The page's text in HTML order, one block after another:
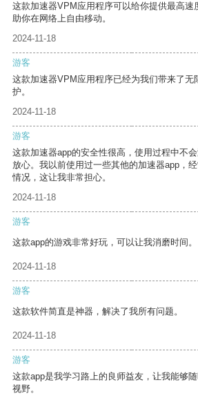
这款加速器VPM应用程序可以给你提供最高速
助你在网络上自由移动。
2024-11-18
游客
这款加速器VPM应用程序已经为我们带来了无
护。
2024-11-18
游客
这款加速器app的安全性很高，使用过程中不
放心。我以前使用过一些其他的加速器app，
情况，这让我非常担心。
2024-11-18
游客
这款app的游戏非常好玩，可以让我消磨时间。
2024-11-18
游客
这款软件简直是神器，解决了我所有问题。
2024-11-18
游客
这款app是我学习路上的良师益友，让我能够
视野。